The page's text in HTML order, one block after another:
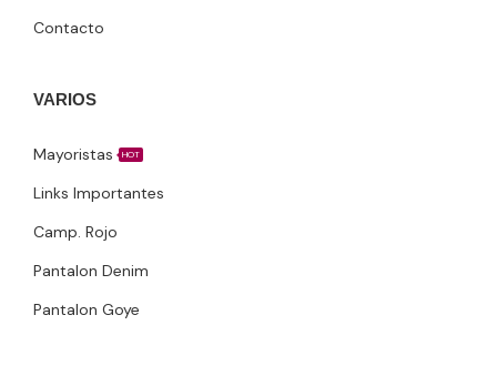
Contacto
VARIOS
Mayoristas HOT
Links Importantes
Camp. Rojo
Pantalon Denim
Pantalon Goye